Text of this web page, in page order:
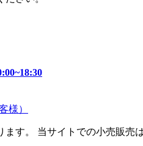
様）
す。 当サイトでの小売販売